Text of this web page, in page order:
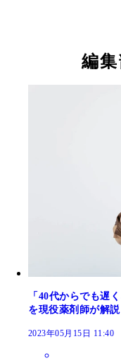
編
「40代からでも遅
を現役薬剤師が解
2023年05月15日 11:40